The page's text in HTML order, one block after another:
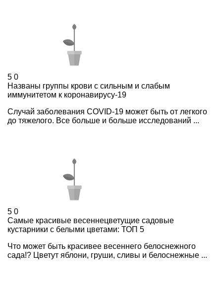
5 0
Названы группы крови с сильным и слабым
иммунитетом к коронавирусу-19
Случай заболевания COVID-19 может быть от легкого
до тяжелого. Все больше и больше исследований ...
5 0
Самые красивые весеннецветущие садовые
кустарники с белыми цветами: ТОП 5
Что может быть красивее весеннего белоснежного
сада!? Цветут яблони, груши, сливы и белоснежные ...